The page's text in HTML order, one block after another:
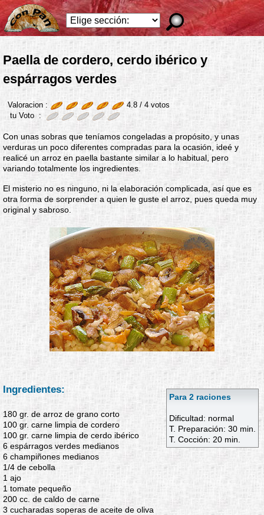
Paella de cordero, cerdo ibérico y
espárragos verdes
Valoracion : 4.8 /4 votos
tu Voto :
Con unas sobras que teníamos congeladas a propósito, y unas
verduras un poco diferentes compradas para la ocasión, ideé y
realicé un arroz en paella bastante similar a lo habitual, pero
variando totalmente los ingredientes.
El misterio no es ninguno, ni la elaboración complicada, así que es
otra forma de sorprender a quien le guste el arroz, pues queda muy
original y sabroso.
Para 2 raciones
Dificultad: normal
T. Preparación: 30 min.
T. Cocción: 20 min.
Ingredientes:
180 gr. de arroz de grano corto
100 gr. carne limpia de cordero
100 gr. carne limpia de cerdo ibérico
6 espárragos verdes medianos
6 champiñones medianos
1/4 de cebolla
1 ajo
1 tomate pequeño
200 cc. de caldo de carne
3 cucharadas soperas de aceite de oliva